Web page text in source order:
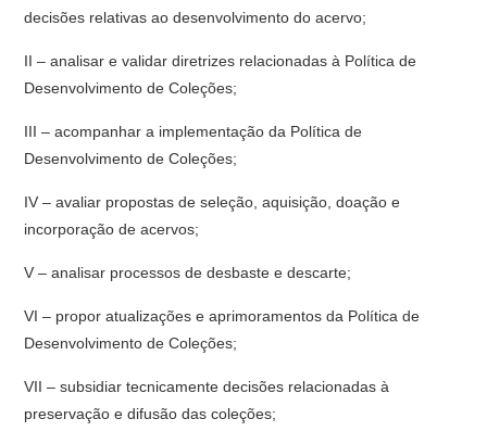
decisões relativas ao desenvolvimento do acervo;
II – analisar e validar diretrizes relacionadas à Política de
Desenvolvimento de Coleções;
III – acompanhar a implementação da Política de
Desenvolvimento de Coleções;
IV – avaliar propostas de seleção, aquisição, doação e
incorporação de acervos;
V – analisar processos de desbaste e descarte;
VI – propor atualizações e aprimoramentos da Política de
Desenvolvimento de Coleções;
VII – subsidiar tecnicamente decisões relacionadas à
preservação e difusão das coleções;